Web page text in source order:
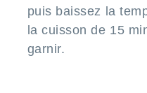
puis baissez la
la cuisson de 15
garnir.